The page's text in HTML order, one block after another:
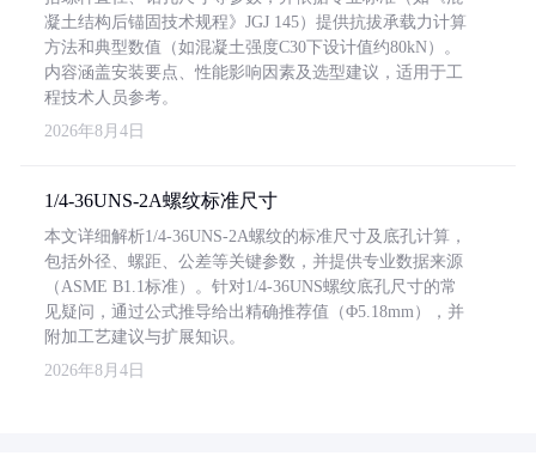
凝土结构后锚固技术规程》JGJ 145）提供抗拔承载力计算
方法和典型数值（如混凝土强度C30下设计值约80kN）。
内容涵盖安装要点、性能影响因素及选型建议，适用于工
程技术人员参考。
2026年8月4日
1/4-36UNS-2A螺纹标准尺寸
本文详细解析1/4-36UNS-2A螺纹的标准尺寸及底孔计算，
包括外径、螺距、公差等关键参数，并提供专业数据来源
（ASME B1.1标准）。针对1/4-36UNS螺纹底孔尺寸的常
见疑问，通过公式推导给出精确推荐值（Φ5.18mm），并
附加工艺建议与扩展知识。
2026年8月4日